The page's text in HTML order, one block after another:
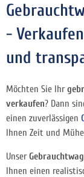
-
und
Möchten Sie Ihr
verkaufen? Dann
einen zuverlässigen
Ihnen Zeit und
Unser
Ihnen einen